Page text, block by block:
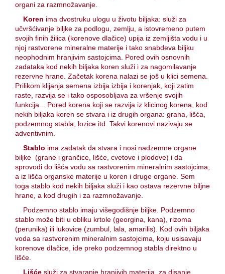
organi za razmnožavanje.
Koren ima dvostruku ulogu u životu biljaka: služi za
učvršćivanje biljke za podlogu, zemlju, a istovremeno putem
svojih finih žilica (korenove dlačice) upija iz zemljišta vodu i u
njoj rastvorene mineralne materije i tako snabdeva biljku
neophodnim hranjivim sastojcima. Pored ovih osnovnih
zadataka kod nekih biljaka koren služi i za nagomilavanje
rezervne hrane. Začetak korena nalazi se još u klici semena.
Prilikom klijanja semena izbija izbija i korenjak, koji zatim
raste, razvija se i tako osposobljava za vršenje svojih
funkcija... Pored korena koji se razvija iz klicinog korena, kod
nekih biljaka koren se stvara i iz drugih organa: grana, lišća,
podzemnog stabla, lozice itd. Takvi korenovi nazivaju se
adventivnim.
Stablo ima zadatak da stvara i nosi nadzemne organe
biljke (grane i grančice, lišće, cvetove i plodove) i da
sprovodi do lišća vodu sa rastvorenim mineralnim sastojcima,
a iz lišća organske materije u koren i druge organe. Sem
toga stablo kod nekih biljaka služi i kao ostava rezervne biljne
hrane, a kod drugih i za razmnožavanje.
Podzemno stablo imaju višegodišnje biljke. Podzemno
stablo može biti u obliku krtole (georgina, kana), rizoma
(perunika) ili lukovice (zumbul, lala, amarilis). Kod ovih biljaka
voda sa rastvorenim mineralnim sastojcima, koju usisavaju
korenove dlačice, ide preko podzemnog stabla direktno u
lišće.
Lišće služi za stvaranje hranjivih materija, za disanje